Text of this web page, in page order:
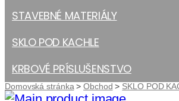
STAVEBNÉ MATERIÁLY
SKLO POD KACHLE
KRBOVÉ PRÍSLUŠENSTVO
Domovská stránka>Obchod > SKLO POD